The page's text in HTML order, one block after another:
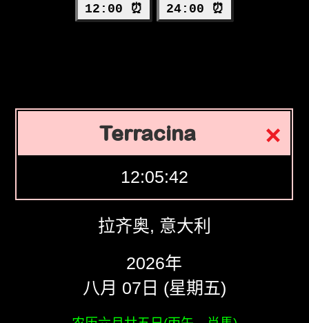
12:00 ⏰ 24:00 ⏰
Terracina
12:05:43
拉齐奥, 意大利
2026年
八月 07日 (星期五)